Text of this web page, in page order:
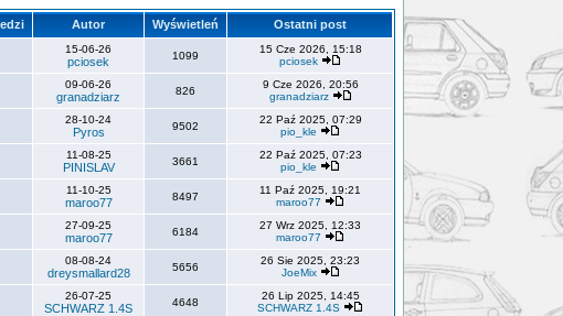
Autor Wyświetleń Ostatni post
15-06-26
pciosek 1099
15 Cze 2026, 15:18
pciosek
09-06-26
granadziarz 826
9 Cze 2026, 20:56
granadziarz
28-10-24
Pyros 9502
22 Paź 2025, 07:29
pio_kle
11-08-25
PINISLAV 3661
22 Paź 2025, 07:23
pio_kle
11-10-25
maroo77 8497
11 Paź 2025, 19:21
maroo77
27-09-25
maroo77 6184
27 Wrz 2025, 12:33
maroo77
08-08-24
dreysmallard28 5656
26 Sie 2025, 23:23
JoeMix
26-07-25
SCHWARZ 1.4S 4648
26 Lip 2025, 14:45
SCHWARZ 1.4S